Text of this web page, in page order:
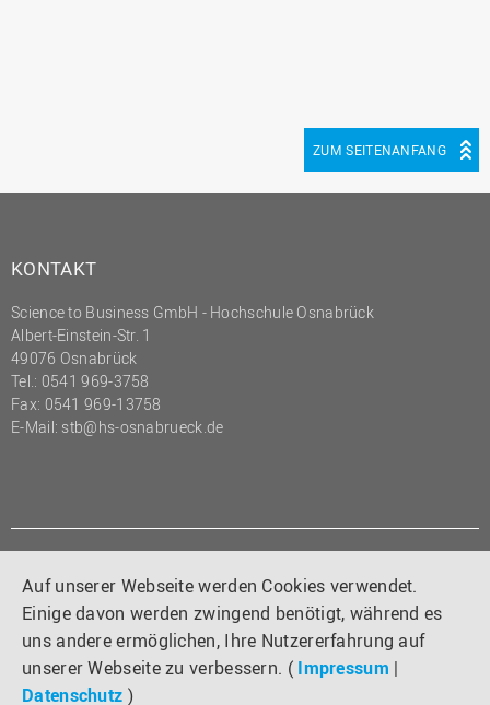
Auf unserer Webseite werden Cookies verwendet.
Einige davon werden zwingend benötigt, während es
uns andere ermöglichen, Ihre Nutzererfahrung auf
unserer Webseite zu verbessern. ( Impressum |
Datenschutz )
ZUM SEITENANFANG
KONTAKT
Science to Business GmbH - Hochschule Osnabrück
Albert-Einstein-Str. 1
49076 Osnabrück
Tel.: 0541 969-3758
Fax: 0541 969-13758
E-Mail: stb@hs-osnabrueck.de
LINKS
Impressum
Datenschutz
HS Home